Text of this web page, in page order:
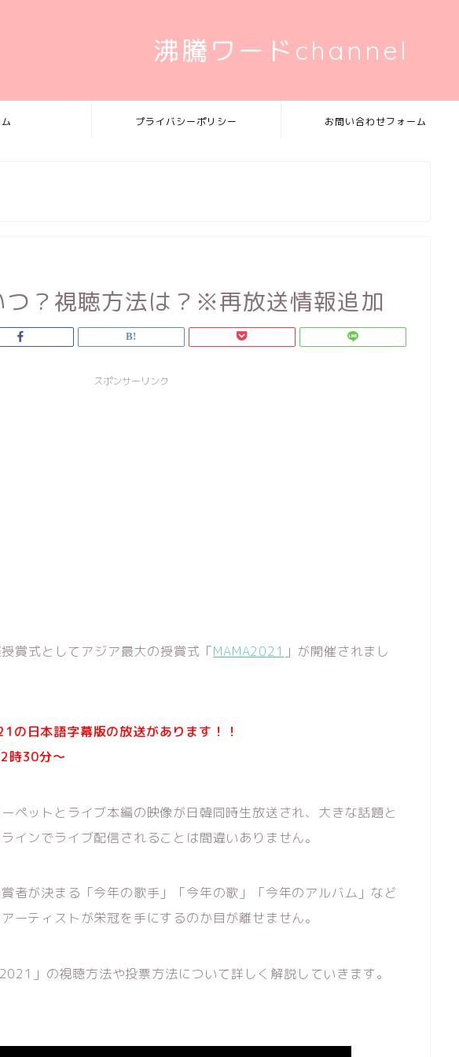
沸騰ワードchannel
プライバシーポリシー お問い合わせフォーム
？視聴方法は？※再放送情報追加
スポンサーリンク
賞式としてアジア最大の授賞式「MAMA2021 」が開催されまし
日本語字幕版の放送があります！！
時30分～
ペットとライブ本編の映像が日韓同時生放送され、大きな話題と
インでライブ配信されることは間違いありません。
者が決まる「今年の歌手」「今年の歌」「今年のアルバム」など
ーティストが栄冠を手にするのか目が離せません。
」の視聴方法や投票方法について詳しく解説していきます。